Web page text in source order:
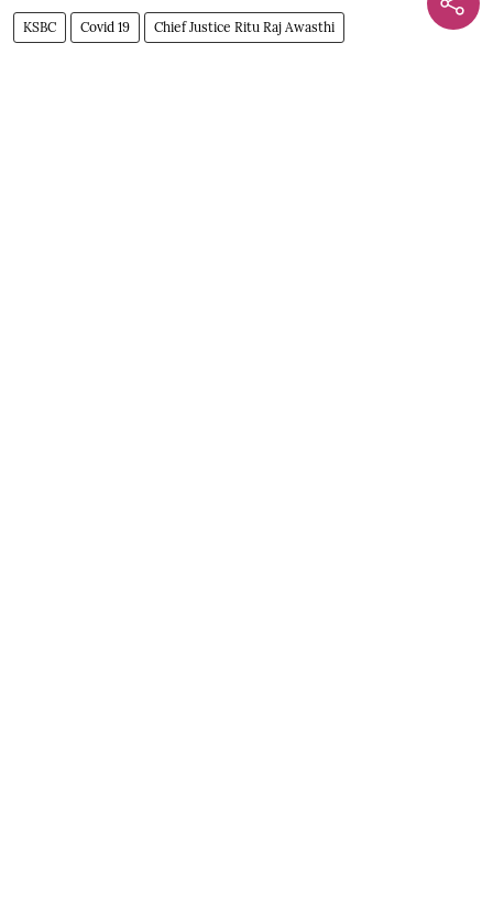
KSBC Covid 19 Chief Justice Ritu Raj Awasthi